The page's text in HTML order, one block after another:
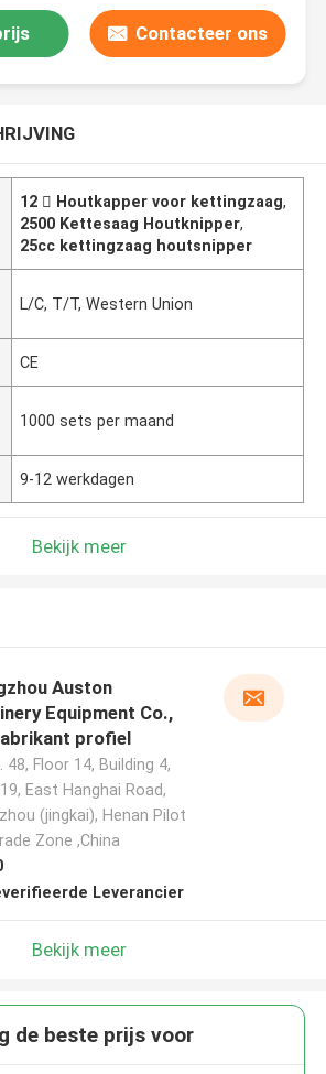
Contacteer ons
12  Houtkapper voor kettingzaag,
2500 Kettesaag Houtknipper,
25cc kettingzaag houtsnipper
L/C, T/T, Western Union
CE
1000 sets per maand
9-12 werkdagen
Bekijk meer
Auston
Equipment Co.,
profiel
48, Floor 14, Building 4,
East Hanghai Road,
(jingkai), Henan Pilot
Zone ,China
Leverancier
Bekijk meer
de beste prijs voor